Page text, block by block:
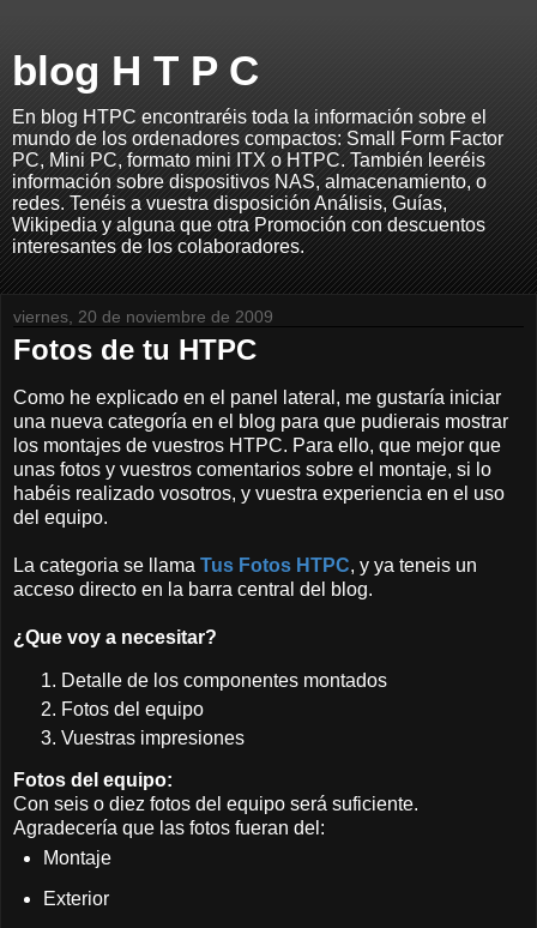
blog H T P C
En blog HTPC encontraréis toda la información sobre el
mundo de los ordenadores compactos: Small Form Factor
PC, Mini PC, formato mini ITX o HTPC. También leeréis
información sobre dispositivos NAS, almacenamiento, o
redes. Tenéis a vuestra disposición Análisis, Guías,
Wikipedia y alguna que otra Promoción con descuentos
interesantes de los colaboradores.
viernes, 20 de noviembre de 2009
Fotos de tu HTPC
Como he explicado en el panel lateral, me gustaría iniciar
una nueva categoría en el blog para que pudierais mostrar
los montajes de vuestros HTPC. Para ello, que mejor que
unas fotos y vuestros comentarios sobre el montaje, si lo
habéis realizado vosotros, y vuestra experiencia en el uso
del equipo.
La categoria se llama Tus Fotos HTPC, y ya teneis un
acceso directo en la barra central del blog.
¿Que voy a necesitar?
Detalle de los componentes montados
Fotos del equipo
Vuestras impresiones
Fotos del equipo:
Con seis o diez fotos del equipo será suficiente.
Agradecería que las fotos fueran del:
Montaje
Exterior